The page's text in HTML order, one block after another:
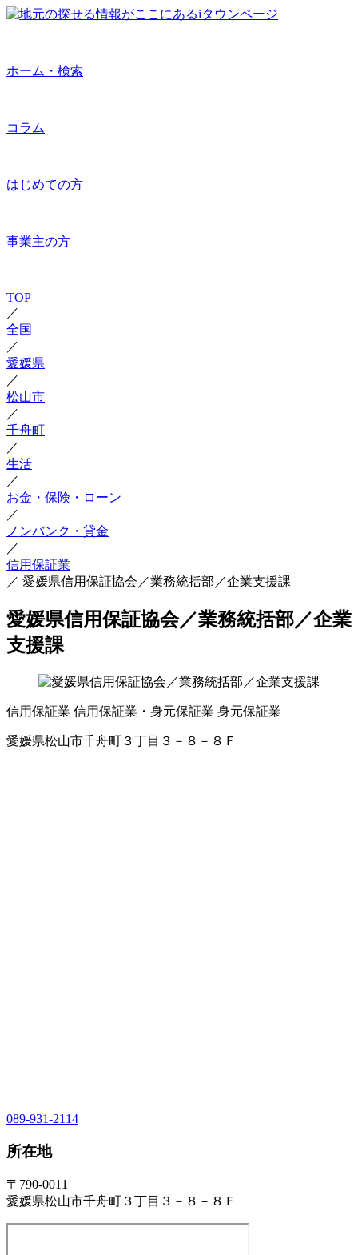
ホーム・検索
コラム
はじめての方
事業主の方
TOP
／
全国
／
愛媛県
／
松山市
／
千舟町
／
生活
／
お金・保険・ローン
／
ノンバンク・貸金
／
信用保証業
／ 愛媛県信用保証協会／業務統括部／企業支援課
愛媛県信用保証協会／業務統括部／企業
支援課
信用保証業 信用保証業・身元保証業 身元保証業
愛媛県松山市千舟町３丁目３－８－８Ｆ
089-931-2114
所在地
〒790-0011
愛媛県松山市千舟町３丁目３－８－８Ｆ